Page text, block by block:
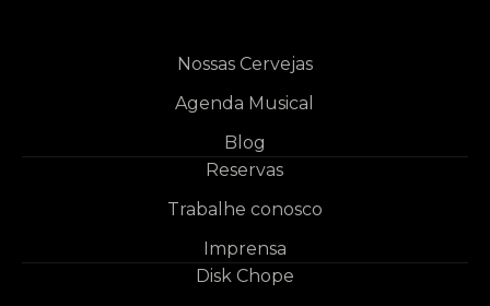
Nossas Cervejas
Agenda Musical
Blog
Reservas
Trabalhe conosco
Imprensa
Disk Chope